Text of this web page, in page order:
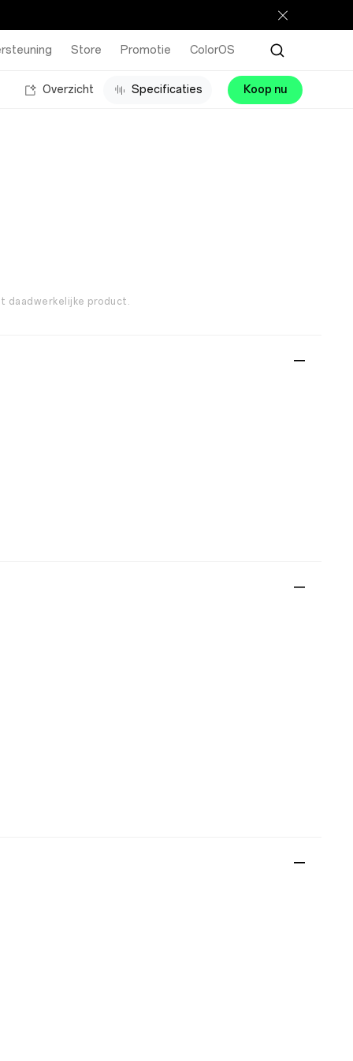
Store Promotie ColorOS
Overzicht Specificaties Koop nu
daadwerkelijke product.